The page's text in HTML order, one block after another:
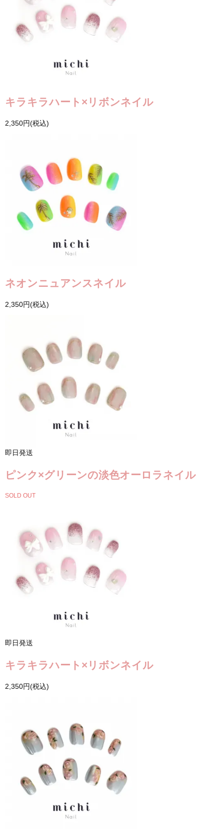
キラキラハート×リボンネイル
2,350円(税込)
ネオンニュアンスネイル
2,350円(税込)
即日発送
ピンク×グリーンの淡色オーロラネイル
SOLD OUT
即日発送
キラキラハート×リボンネイル
2,350円(税込)